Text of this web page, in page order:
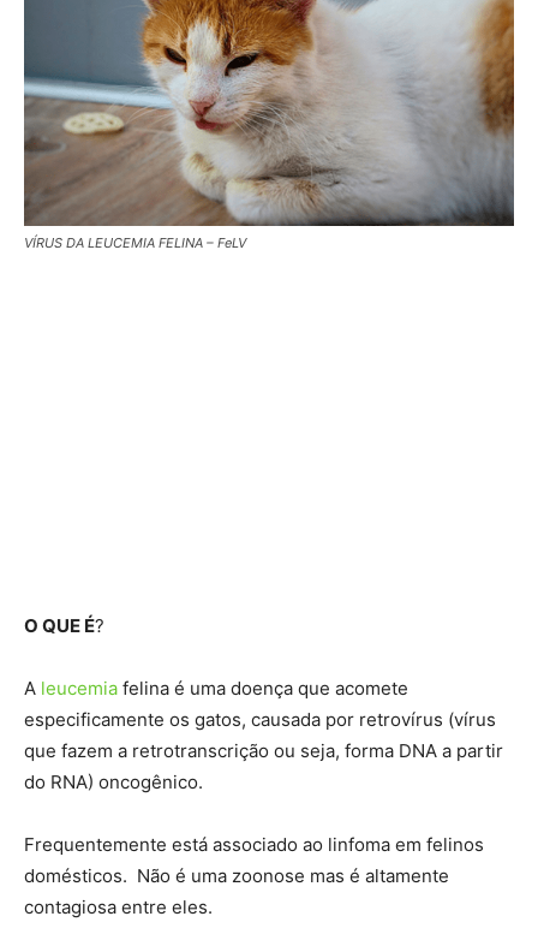
VÍRUS DA LEUCEMIA FELINA – FeLV
O QUE É?
A leucemia felina é uma doença que acomete
especificamente os gatos, causada por retrovírus (vírus
que fazem a retrotranscrição ou seja, forma DNA a partir
do RNA) oncogênico.
Frequentemente está associado ao linfoma em felinos
domésticos. Não é uma zoonose mas é altamente
contagiosa entre eles.